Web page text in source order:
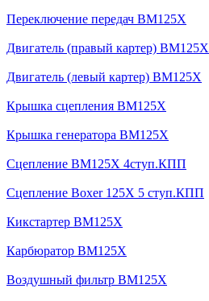
Переключение передач BM125X
Двигатель (правый картер) BM125X
Двигатель (левый картер) BM125X
Крышка сцепления BM125X
Крышка генератора BM125X
Сцепление BM125X 4ступ.КПП
Сцепление Boxer 125X 5 ступ.КПП
Кикстартер BM125X
Карбюратор BM125X
Воздушный фильтр BM125X